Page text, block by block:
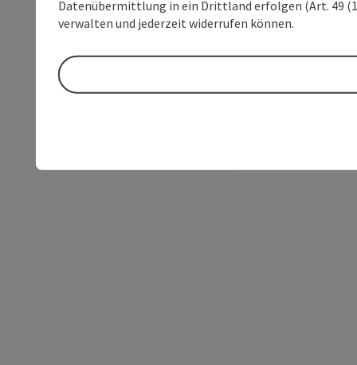
Datenübermittlung in ein Drittland erfolgen (Art. 49
verwalten und jederzeit widerrufen können.